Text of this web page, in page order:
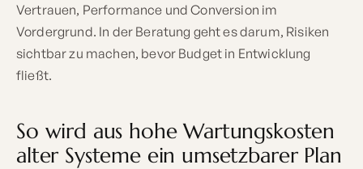
Vertrauen, Performance und Conversion im
Vordergrund. In der Beratung geht es darum, Risiken
sichtbar zu machen, bevor Budget in Entwicklung
fließt.
So wird aus hohe Wartungskosten
alter Systeme ein umsetzbarer Plan